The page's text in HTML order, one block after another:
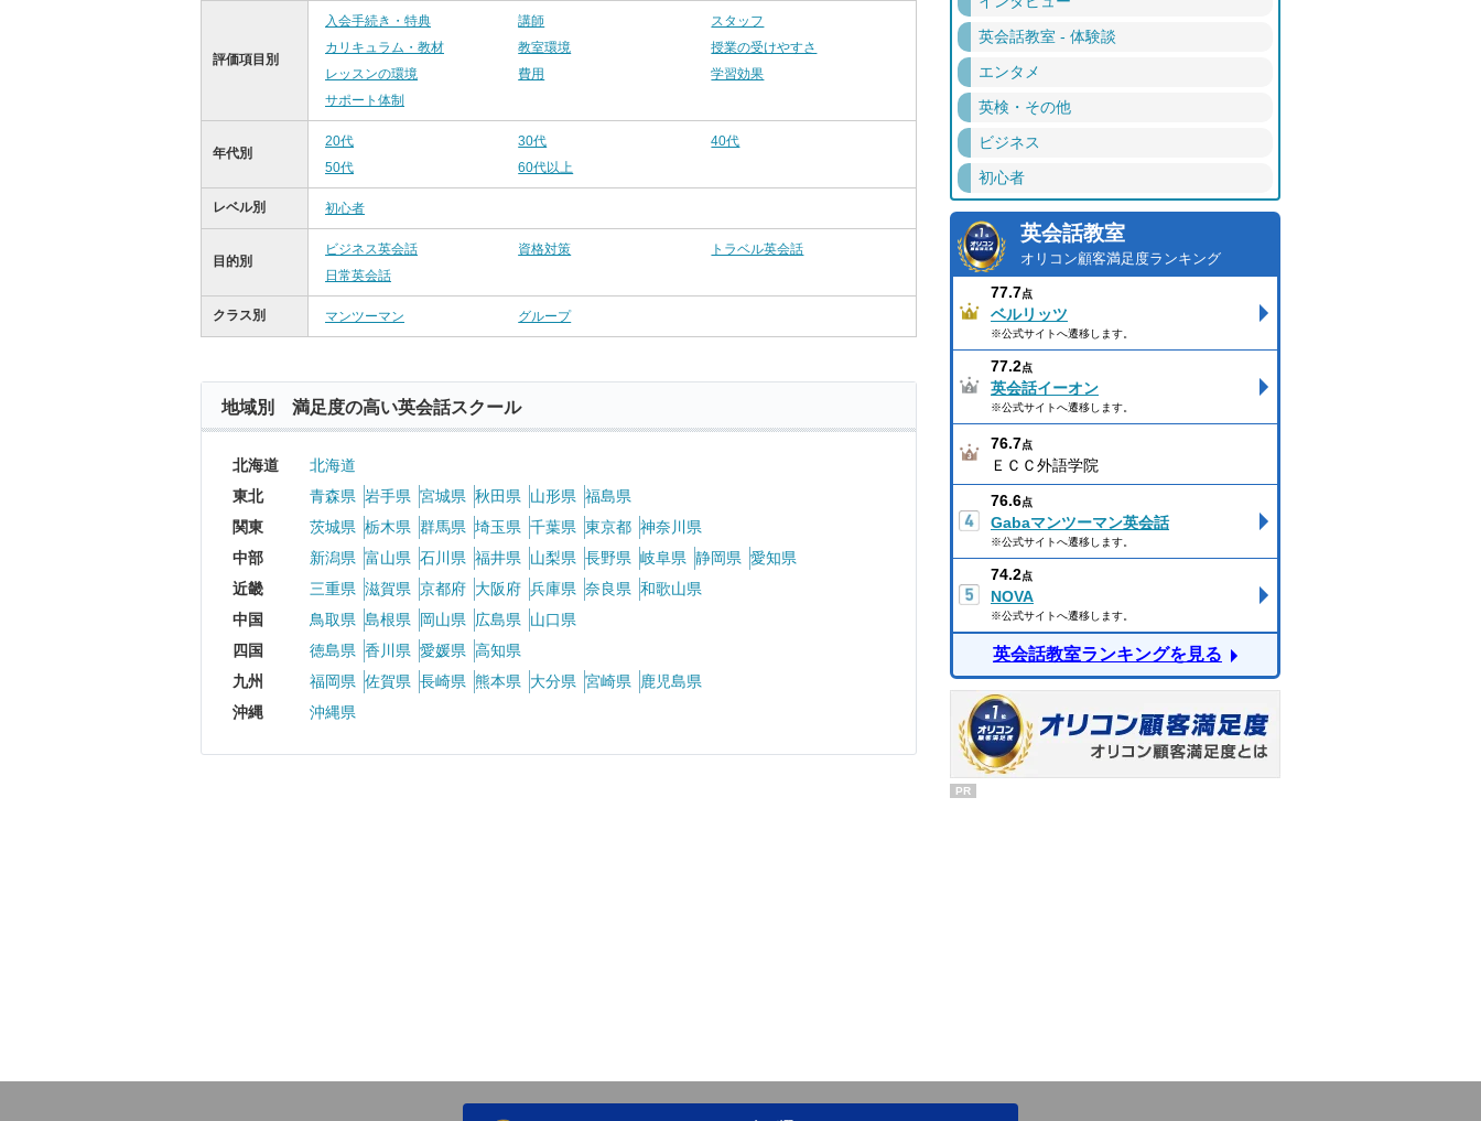
評価項目別
入会手続き・特典 講師
スタッフ
カリキュラム・教材
教室環境
授業の受けやすさ
レッスンの環境
費用
学習効果
サポート体制
年代別
20代 30代
40代
50代
60代以上
レベル別 初心者
目的別
ビジネス英会話 資格対策
トラベル英会話
日常英会話
クラス別 マンツーマン グループ
地域別 満足度の高い英会話スクール
北海道
北海道
東北
青森県 岩手県 宮城県 秋田県 山形県 福島県
関東
茨城県 栃木県 群馬県 埼玉県 千葉県 東京都 神奈川県
中部
新潟県 富山県 石川県 福井県 山梨県 長野県 岐阜県 静岡県 愛知県
近畿
三重県 滋賀県 京都府 大阪府 兵庫県 奈良県 和歌山県
中国
鳥取県 島根県 岡山県 広島県
山口県
四国
徳島県 香川県 愛媛県 高知県
九州
福岡県 佐賀県 長崎県 熊本県 大分県 宮崎県
鹿児島県
沖縄
沖縄県
英会話教室 - 体験談
エンタメ
英検・その他
ビジネス
初心者
英会話教室
オリコン顧客満足度ランキング
77.7点
ベルリッツ
※公式サイトへ遷移します。
77.2点
英会話イーオン
※公式サイトへ遷移します。
76.7点
ＥＣＣ外語学院
76.6点
Gabaマンツーマン英会話
※公式サイトへ遷移します。
74.2点
NOVA
※公式サイトへ遷移します。
英会話教室ランキングを見る
PR